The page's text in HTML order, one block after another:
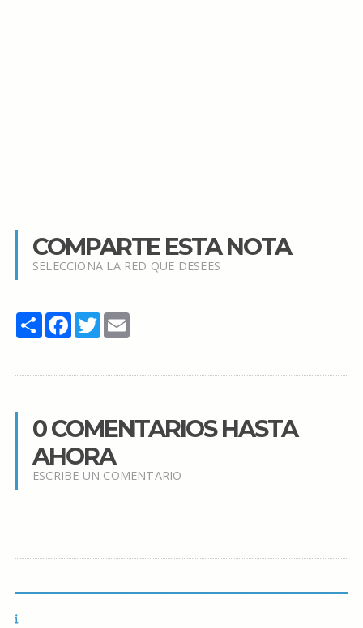
COMPARTE ESTA NOTA
SELECCIONA LA RED QUE DESEES
Share Facebook
TwitterEmail
0 COMENTARIOS HASTA
AHORA
ESCRIBE UN COMENTARIO